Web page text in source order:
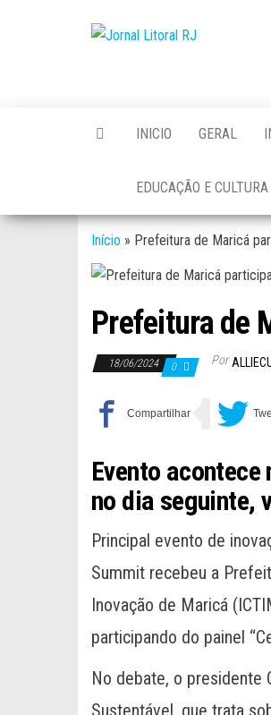
INICIO GERAL
EDUCAÇÃO E CULTURA
Início » Prefeitura de Maricá
Prefeitura de
18/06/2024 0 Por
Evento
no dia seguinte,
Principal evento de
Summit recebeu a
Inovação de Maricá
participando do painel
No debate, o presidente
Sustentável, que trata